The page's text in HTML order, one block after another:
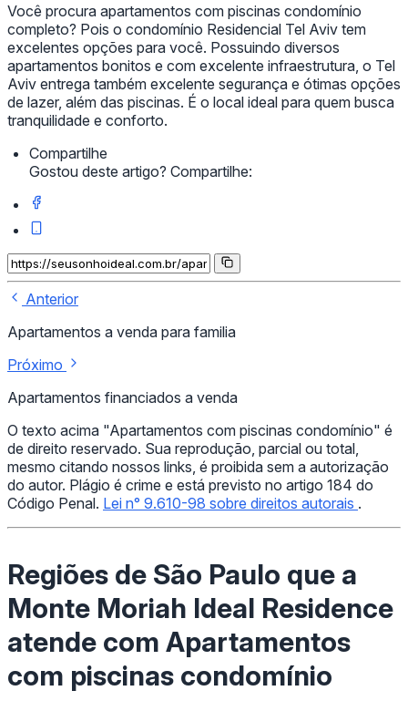
Você procura apartamentos com piscinas condomínio
completo? Pois o condomínio Residencial Tel Aviv tem
excelentes opções para você. Possuindo diversos
apartamentos bonitos e com excelente infraestrutura, o Tel
Aviv entrega também excelente segurança e ótimas opções
de lazer, além das piscinas. É o local ideal para quem busca
tranquilidade e conforto.
Compartilhe
Gostou deste artigo? Compartilhe:
Anterior
Apartamentos a venda para familia
Próximo
Apartamentos financiados a venda
O texto acima "Apartamentos com piscinas condomínio" é
de direito reservado. Sua reprodução, parcial ou total,
mesmo citando nossos links, é proibida sem a autorização
do autor. Plágio é crime e está previsto no artigo 184 do
Código Penal. Lei n° 9.610-98 sobre direitos autorais .
Regiões de São Paulo que a
Monte Moriah Ideal Residence
atende com Apartamentos
com piscinas condomínio